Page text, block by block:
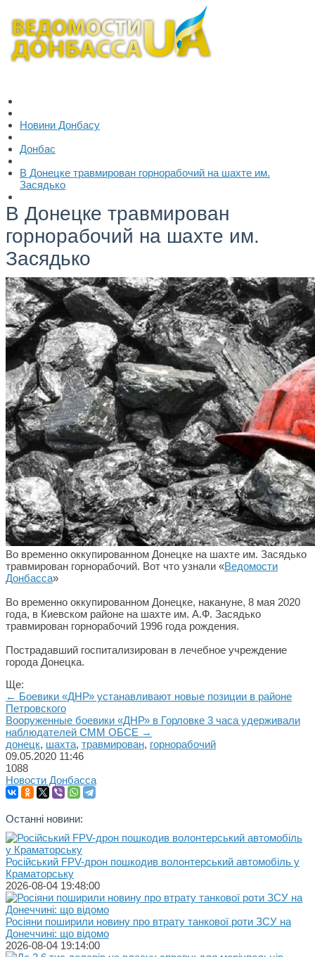
Новини Донбасу
Донбас
В Донецке травмирован горнорабочий на шахте им.
Засядько
В Донецке травмирован
горнорабочий на шахте им.
Засядько
Во временно оккупированном Донецке на шахте им. Засядько
травмирован горнорабочий. Вот что узнали «Ведомости
Донбасса»
Во временно оккупированном Донецке, накануне, 8 мая 2020
года, в Киевском районе на шахте им. А.Ф. Засядько
травмирован горнорабочий 1996 года рождения.
Пострадавший госпитализирован в лечебное учреждение
города Донецка.
Ще:
← Боевики «ДНР» устанавливают новые позиции в районе
Петровского
Вооруженные боевики «ДНР» в Горловке 3 часа удерживали
наблюдателей СММ ОБСЕ →
донецк, шахта, травмирован, горнорабочий
09.05.2020 11:46
1088
Новости Донбасса
Останні новини:
Російський FPV-дрон пошкодив волонтерський автомобіль у
Краматорську
2026-08-04 19:48:00
Росіяни поширили новину про втрату танкової роти ЗСУ на
Донеччині: що відомо
2026-08-04 19:14:00